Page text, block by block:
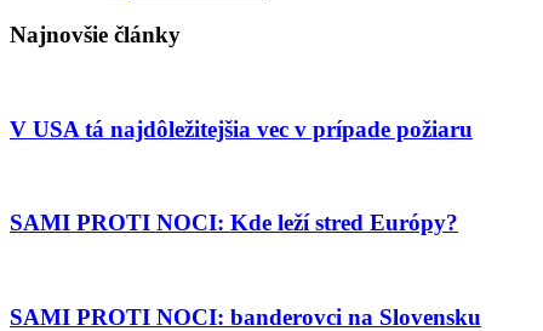
Najnovšie články
V USA tá najdôležitejšia vec v prípade požiaru
SAMI PROTI NOCI: Kde leží stred Európy?
SAMI PROTI NOCI: banderovci na Slovensku